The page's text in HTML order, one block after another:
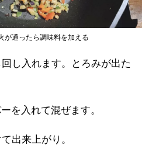
が通ったら調味料を加える
し入れます。とろみが出た
を入れて混ぜます。
出来上がり。